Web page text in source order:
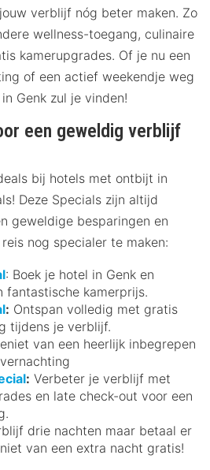
verblijf nóg beter maken. Zo
wellness-toegang, culinaire
kamerupgrades. Of je nu een
of een actief weekendje weg
Genk zul je vinden!
een geweldig verblijf
bij hotels met ontbijt in
Deze Specials zijn altijd
geweldige besparingen en
nog specialer te maken:
: Boek je hotel in Genk en
fantastische kamerprijs.
: Ontspan volledig met gratis
tijdens je verblijf.
van een heerlijk inbegrepen
: Verbeter je verblijf met
en late check-out voor een
drie nachten maar betaal er
van een extra nacht gratis!